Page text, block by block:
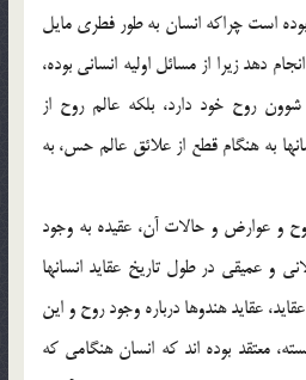
است چراكه انسان به طور فطري مايل
دهد زيرا از مسائل اوليه انساني بوده،
روح خود دارد، بلكه عالم روح از
به هنگام قطع از علائق عالم حس، به
و عوارض و حالات آن، عقيده به وجود
و عميقي در طول تاريخ عقايد انسانها
از جمله عقايد، عقايد هندوها درباره وجود روح و اين
معتقد بوده اند كه انسان هنگامي كه